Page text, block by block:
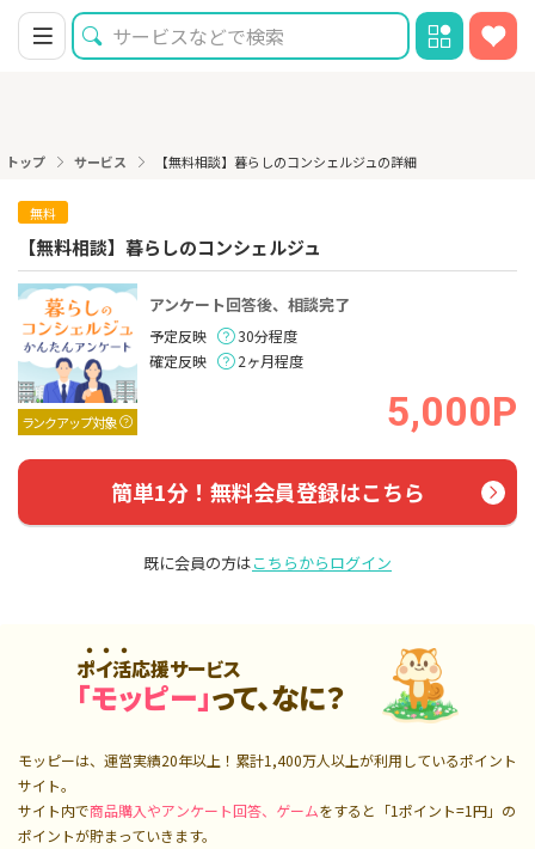
トップ サービス 【無料相談】暮らしのコンシェルジュの詳細
無料
【無料相談】暮らしのコンシェルジュ
ランクアップ対象
アンケート回答後、相談完了
予定反映
30分程度
確定反映
2ヶ月程度
5,000P
簡単1分！無料会員登録はこちら
既に会員の方はこちらからログイン
ポイ活応援サービス
「モッピー」って、なに？
モッピーは、運営実績20年以上！累計1,400万人以上が利用しているポイント
サイト。
サイト内で商品購入やアンケート回答、ゲームをすると「1ポイント=1円」の
ポイントが貯まっていきます。